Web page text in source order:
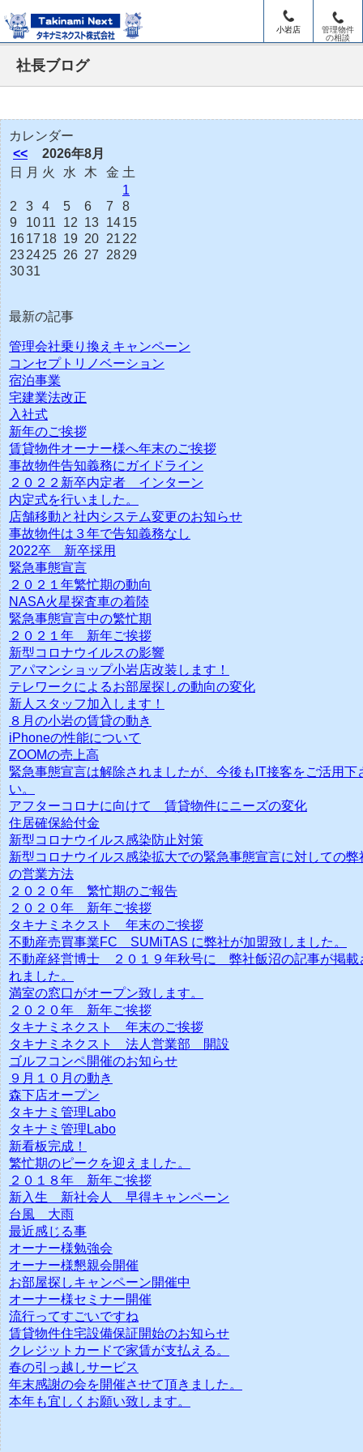
小岩店
管理物件
の相談
社長ブログ
カレンダー
<<
2026年8月
日
月 火 水 木 金 土
1
2
3 4 5 6 7
8
9
1011 12 13 1415
1617 18 19 20 21 22
232425 26 27 2829
3031
最新の記事
管理会社乗り換えキャンペーン
コンセプトリノベーション
宿泊事業
宅建業法改正
入社式
新年のご挨拶
賃貸物件オーナー様へ年末のご挨拶
事故物件告知義務にガイドライン
２０２２新卒内定者 インターン
内定式を行いました。
店舗移動と社内システム変更のお知らせ
事故物件は３年で告知義務なし
2022卒 新卒採用
緊急事態宣言
２０２１年繁忙期の動向
NASA火星探査車の着陸
緊急事態宣言中の繁忙期
２０２１年 新年ご挨拶
新型コロナウイルスの影響
アパマンショップ小岩店改装します！
テレワークによるお部屋探しの動向の変化
新人スタッフ加入します！
８月の小岩の賃貸の動き
iPhoneの性能について
ZOOMの売上高
緊急事態宣言は解除されましたが、今後もIT接客をご活用下
い。
アフターコロナに向けて 賃貸物件にニーズの変化
住居確保給付金
新型コロナウイルス感染防止対策
新型コロナウイルス感染拡大での緊急事態宣言に対しての弊
の営業方法
２０２０年 繁忙期のご報告
２０２０年 新年ご挨拶
タキナミネクスト 年末のご挨拶
不動産売買事業FC SUMiTAS に弊社が加盟致しました。
不動産経営博士 ２０１９年秋号に 弊社飯沼の記事が掲載
れました。
満室の窓口がオープン致します。
２０２０年 新年ご挨拶
タキナミネクスト 年末のご挨拶
タキナミネクスト 法人営業部 開設
ゴルフコンペ開催のお知らせ
９月１０月の動き
森下店オープン
タキナミ管理Labo
タキナミ管理Labo
新看板完成！
繁忙期のピークを迎えました。
２０１８年 新年ご挨拶
新入生 新社会人 早得キャンペーン
台風 大雨
最近感じる事
オーナー様勉強会
オーナー様懇親会開催
お部屋探しキャンペーン開催中
オーナー様セミナー開催
流行ってすごいですね
賃貸物件住宅設備保証開始のお知らせ
クレジットカードで家賃が支払える。
春の引っ越しサービス
年末感謝の会を開催させて頂きました。
本年も宜しくお願い致します。